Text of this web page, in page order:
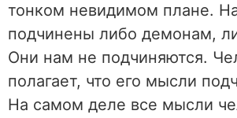
тонком невидимом плане.
подчинены либо демонам,
Они нам не подчиняются.
полагает, что его мысли
На самом деле все мысли